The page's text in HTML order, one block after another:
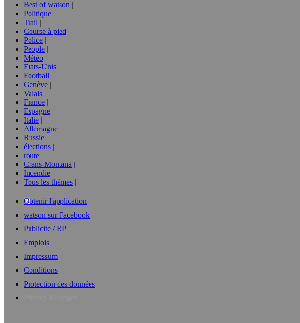
Best of watson
Politique
Trail
Course à pied
Police
People
Météo
Etats-Unis
Football
Genève
Valais
France
Espagne
Italie
Allemagne
Russie
élections
route
Crans-Montana
Incendie
Tous les thèmes
Obtenir l'application
watson sur Facebook
Publicité / RP
Emplois
Impressum
Conditions
Protection des données